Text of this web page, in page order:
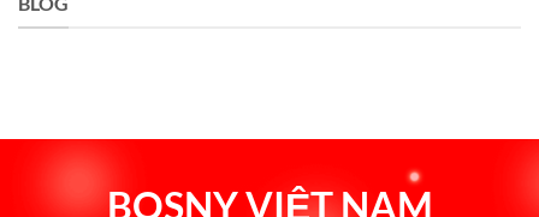
BOSNY VIỆT NAM